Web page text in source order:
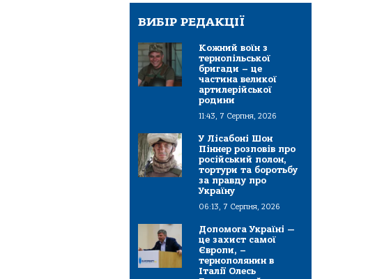
ВИБІР РЕДАКЦІЇ
Кожний воїн з
тернопільської
бригади – це
частина великої
артилерійської
родини
11:43, 7 Серпня, 2026
У Лісабоні Шон
Піннер розповів про
російський полон,
тортури та боротьбу
за правду про
Україну
06:13, 7 Серпня, 2026
Допомога Україні —
це захист самої
Європи, –
тернополянин в
Італії Олесь